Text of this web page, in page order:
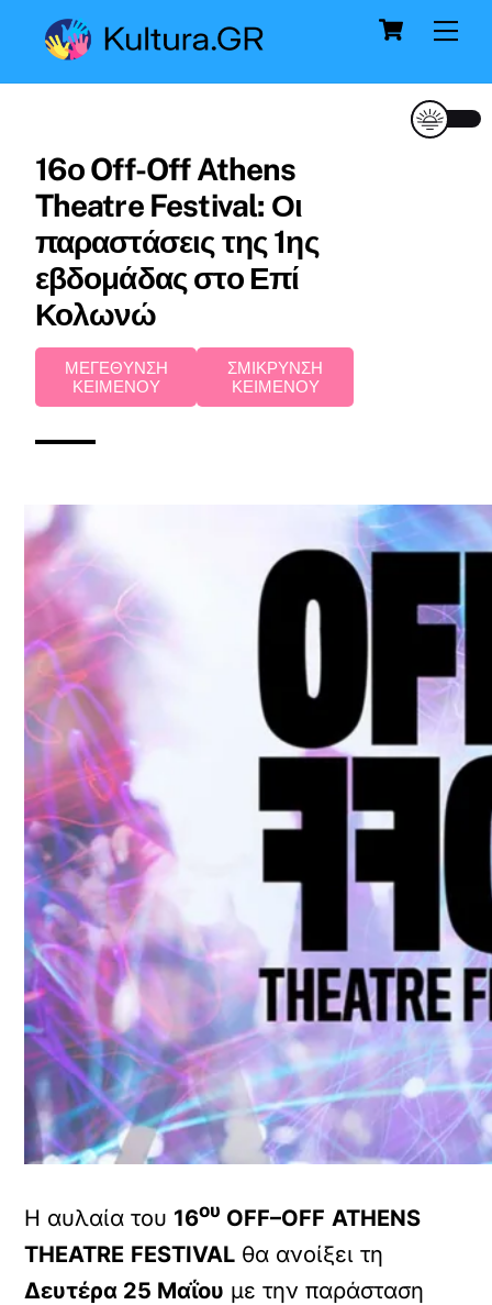
content
Cart
16ο Off-Off Athens
Theatre Festival: Οι
παραστάσεις της 1ης
εβδομάδας στο Επί
Κολωνώ
ΜΕΓΕΘΥΝΣΗ
ΚΕΙΜΕΝΟΥ
ΣΜΙΚΡΥΝΣΗ
ΚΕΙΜΕΝΟΥ
H αυλαία του 16ου OFF–OFF ATHENS
THEATRE FESTIVAL θα ανοίξει τη
Δευτέρα 25 Μαΐου με την παράσταση